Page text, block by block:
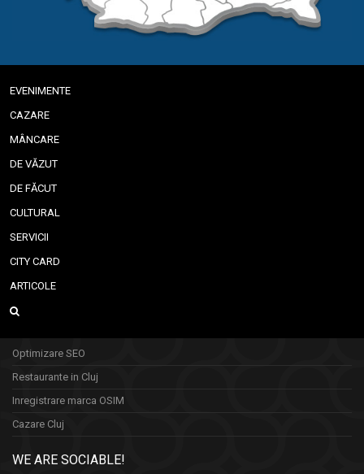
EVENIMENTE
CAZARE
MÂNCARE
DE VĂZUT
DE FĂCUT
CULTURAL
SERVICII
CITY CARD
ARTICOLE
Optimizare SEO
Restaurante in Cluj
Inregistrare marca OSIM
Cazare Cluj
WE ARE SOCIABLE!